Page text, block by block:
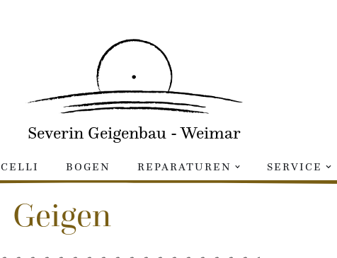
Severin Geigenbau - Weimar
CELLI BOGEN REPARATUREN SERVICE
Geigen